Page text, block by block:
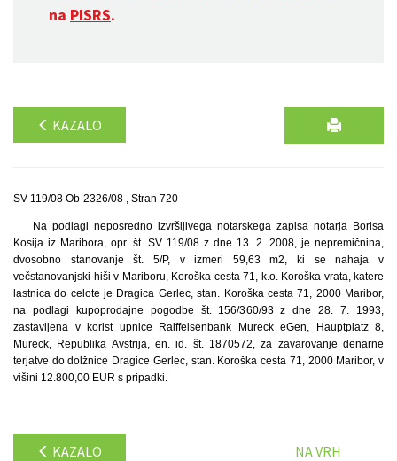
na PISRS.
KAZALO
SV 119/08 Ob-2326/08 , Stran 720
Na podlagi neposredno izvršljivega notarskega zapisa notarja Borisa
Kosija iz Maribora, opr. št. SV 119/08 z dne 13. 2. 2008, je nepremičnina,
dvosobno stanovanje št. 5/P, v izmeri 59,63 m2, ki se nahaja v
večstanovanjski hiši v Mariboru, Koroška cesta 71, k.o. Koroška vrata, katere
lastnica do celote je Dragica Gerlec, stan. Koroška cesta 71, 2000 Maribor,
na podlagi kupoprodajne pogodbe št. 156/360/93 z dne 28. 7. 1993,
zastavljena v korist upnice Raiffeisenbank Mureck eGen, Hauptplatz 8,
Mureck, Republika Avstrija, en. id. št. 1870572, za zavarovanje denarne
terjatve do dolžnice Dragice Gerlec, stan. Koroška cesta 71, 2000 Maribor, v
višini 12.800,00 EUR s pripadki.
KAZALO NA VRH